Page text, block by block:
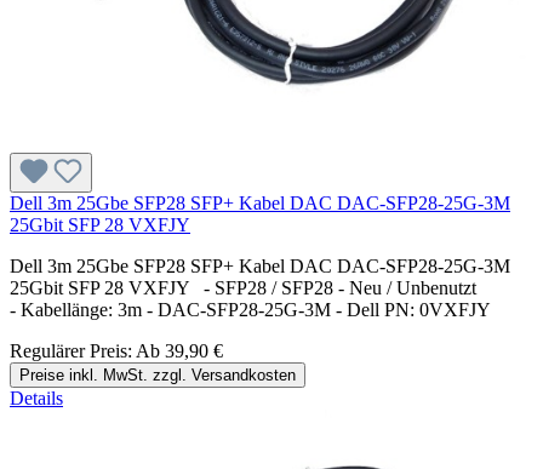
Dell 3m 25Gbe SFP28 SFP+ Kabel DAC DAC-SFP28-25G-3M
25Gbit SFP 28 VXFJY
Dell 3m 25Gbe SFP28 SFP+ Kabel DAC DAC-SFP28-25G-3M
25Gbit SFP 28 VXFJY - SFP28 / SFP28 - Neu / Unbenutzt
- Kabellänge: 3m - DAC-SFP28-25G-3M - Dell PN: 0VXFJY
Regulärer Preis: Ab 39,90 €
Preise inkl. MwSt. zzgl. Versandkosten
Details